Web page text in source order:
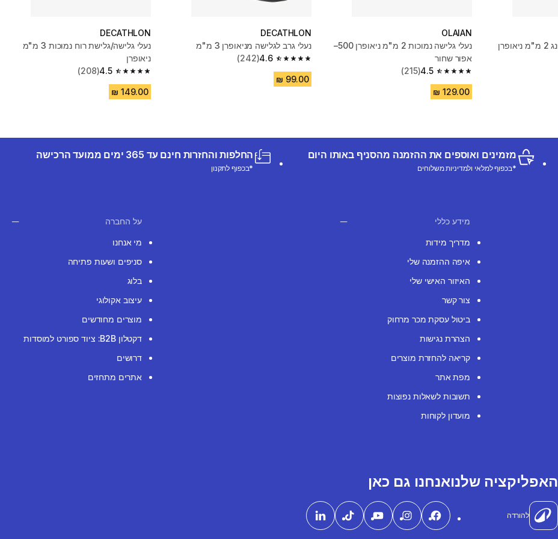
גרבי גלישה ובודיבורדינג 2 מ"מ ניאופרן
OLAIAN
נעלי גלישה נמוכות 2 מ"מ ניאופרן 500–
אפור שחור
4.5
4.5 out of 5 stars from 215 reviews
(215)
DECATHLON
נעלי גרב לגלישה מניאופרן 3 מ"מ
4.6
4.6 out of 5 stars from 242 reviews
(242)
DECATHLON
נעלי גלישה/גלישת רוח נמוכות 3 מ"מ
ניאופרן
4.5
4.5 out of 5 stars from 208 reviews
(208)
מזמינים ואוספים את ההזמנה מהסניף באותו היום
*בכפוף למלאי ולמדיניות משלוחים
החלפות והחזרות חינם עד 365 ימים ממועד הרכישה
*בכפוף לתקנון
מידע כללי
מדריך מידות
איפה ההזמנה שלי
האיזור האישי שלי
צור קשר
ביטול עסקת מכר מרחוק
הצהרת נגישות
קריאה להחזרת מוצרים
מפת אתר
תשובות לשאלות נפוצות
מועדון לקוחות
על החברה
מי אנחנו
סניפים ושעות פתיחה
בלוג
עיצוב אקולוגי
מוצרים מחודשים
דקטלון B2B: ציוד ספורט למוסדות
דרושים
אתרים מתחזים
האפליקציה שלנו
להורדה
אנחנו גם כאן